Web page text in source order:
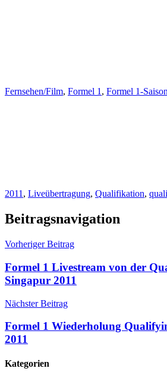
Fernsehen/Film, Formel 1 , Formel 1-
2011 , Liveübertragung, Qualifikation,
Beitragsnavigation
Vorheriger Beitrag
Formel 1 Livestream von der
Singapur 2011
Nächster Beitrag
Formel 1 Wiederholung
2011
Kategorien